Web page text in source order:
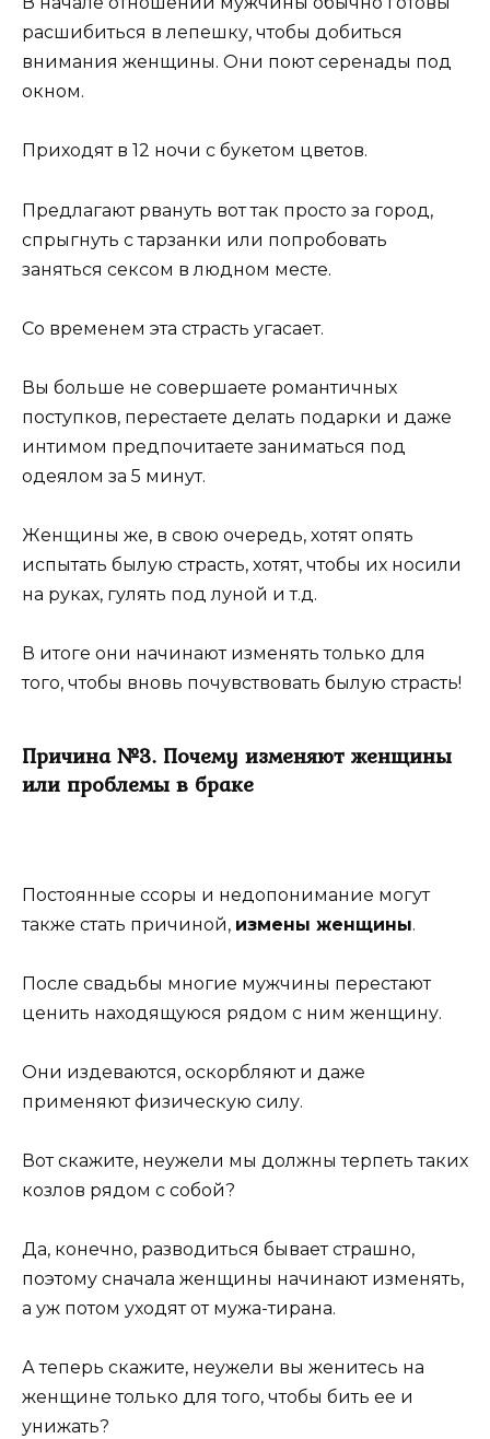
расшибиться в лепешку, чтобы добиться
внимания женщины. Они поют серенады под
окном.
Приходят в 12 ночи с букетом цветов.
Предлагают рвануть вот так просто за город,
спрыгнуть с тарзанки или попробовать
заняться сексом в людном месте.
Со временем эта страсть угасает.
Вы больше не совершаете романтичных
поступков, перестаете делать подарки и даже
интимом предпочитаете заниматься под
одеялом за 5 минут.
Женщины же, в свою очередь, хотят опять
испытать былую страсть, хотят, чтобы их носили
на руках, гулять под луной и т.д.
В итоге они начинают изменять только для
того, чтобы вновь почувствовать былую страсть!
Причина №3. Почему изменяют женщины
или проблемы в браке
Постоянные ссоры и недопонимание могут
также стать причиной, измены женщины.
После свадьбы многие мужчины перестают
ценить находящуюся рядом с ним женщину.
Они издеваются, оскорбляют и даже
применяют физическую силу.
Вот скажите, неужели мы должны терпеть таких
козлов рядом с собой?
Да, конечно, разводиться бывает страшно,
поэтому сначала женщины начинают изменять,
а уж потом уходят от мужа-тирана.
А теперь скажите, неужели вы женитесь на
женщине только для того, чтобы бить ее и
унижать?